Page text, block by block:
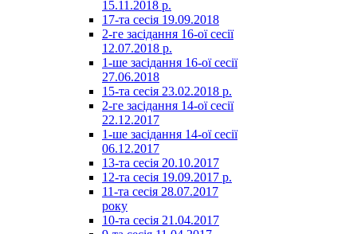
15.11.2018 р.
17-та сесія 19.09.2018
2-ге засідання 16-ої сесії
12.07.2018 р.
1-ше засідання 16-ої сесії
27.06.2018
15-та сесія 23.02.2018 р.
2-ге засідання 14-ої сесії
22.12.2017
1-ше засідання 14-ої сесії
06.12.2017
13-та сесія 20.10.2017
12-та сесія 19.09.2017 р.
11-та сесія 28.07.2017
року
10-та сесія 21.04.2017